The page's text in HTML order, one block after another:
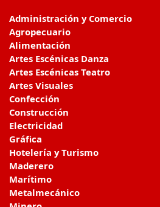
Administración y Comercio
Agropecuario
Alimentación
Artes Escénicas Danza
Artes Escénicas Teatro
Artes Visuales
Confección
Construcción
Electricidad
Gráfica
Hotelería y Turismo
Maderero
Marítimo
Metalmecánico